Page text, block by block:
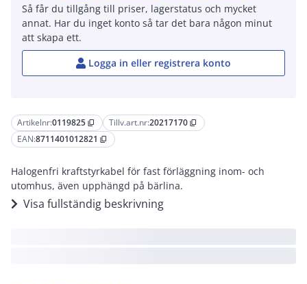
Artikelnr:0119825 content_copy Tillv.art.nr:20217170 content_copy
EAN:8711401012821 content_copy
Halogenfri kraftstyrkabel för fast förläggning inom- och
utomhus, även upphängd på bärlina.
Visa fullständig beskrivning
Så får du tillgång till priser, lagerstatus och mycket
annat. Har du inget konto så tar det bara någon minut
att skapa ett.
Logga in eller registrera konto